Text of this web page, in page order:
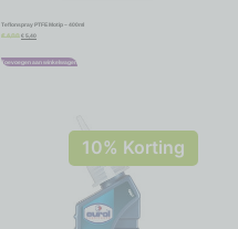
Teflonspray PTFE Motip – 400ml
6,00 €5,40
Toevoegen aan winkelwagen
10% Korting